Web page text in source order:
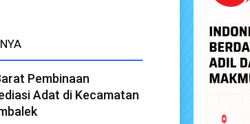
Pembinaan
Adat di Kecamatan